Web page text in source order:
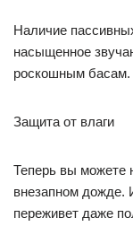
Наличие
насыщенное
роскошным басам.
Защита от влаги
Теперь вы можете
внезапном дожде.
переживет даже